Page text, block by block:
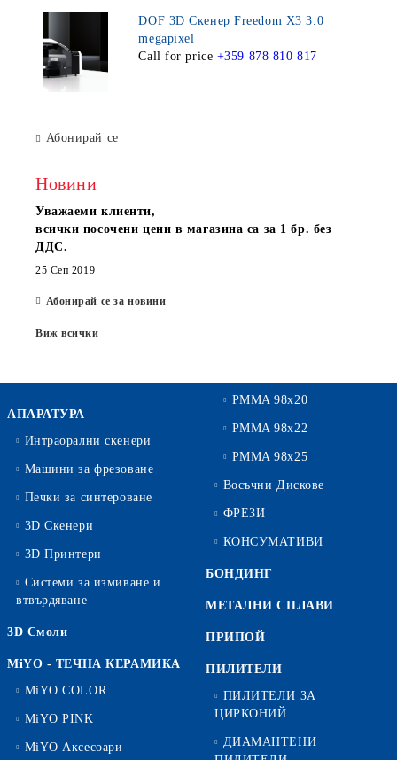
DOF 3D Скенер Freedom X3 3.0
megapixel
Call for price +359 878 810 817
Абонирай се
Новини
Уважаеми клиенти,
всички посочени цени в магазина са за 1 бр. без
ДДС.
25 Сеп 2019
Абонирай се за новини
Виж всички
АПАРАТУРА
Интраорални скенери
Машини за фрезоване
Печки за синтероване
3D Скенери
3D Принтери
Системи за измиване и
втвърдяване
3D Смоли
MiYO - ТЕЧНА КЕРАМИКА
MiYO COLOR
MiYO PINK
MiYO Аксесоари
PMMA 98x20
PMMA 98x22
PMMA 98x25
Восъчни Дискове
ФРЕЗИ
КОНСУМАТИВИ
БОНДИНГ
МЕТАЛНИ СПЛАВИ
ПРИПОЙ
ПИЛИТЕЛИ
ПИЛИТЕЛИ ЗА
ЦИРКОНИЙ
ДИАМАНТЕНИ